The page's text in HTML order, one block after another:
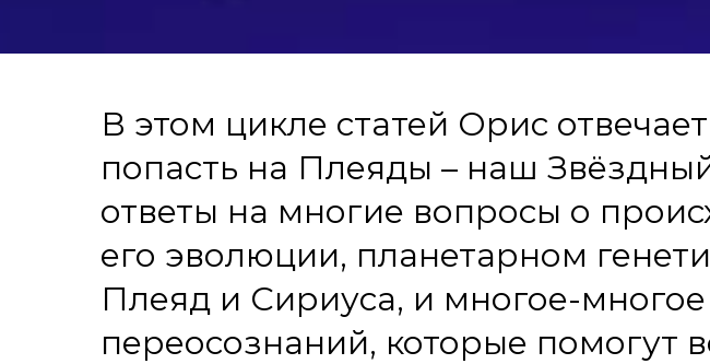
В этом цикле статей Орис
попасть на Плеяды – наш
ответы на многие вопросы о
его эволюции, планетарном
Плеяд и Сириуса, и многое-
переосознаний, которые помогут